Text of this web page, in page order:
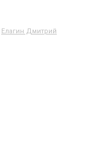
Елагин Дмитрий